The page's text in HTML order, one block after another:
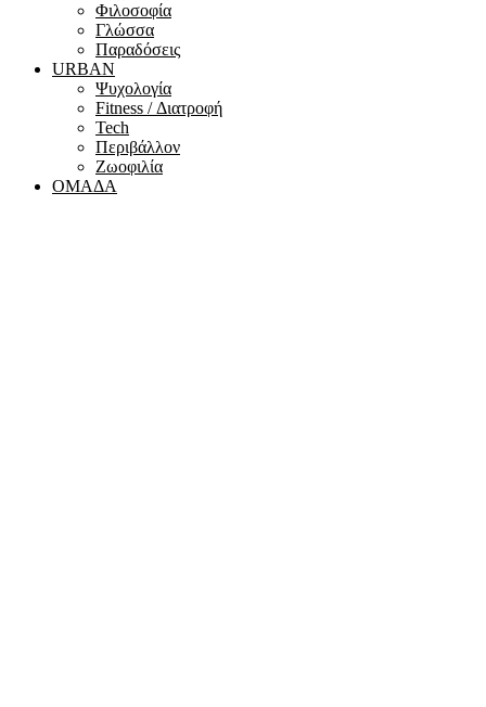
Φιλοσοφία
Γλώσσα
Παραδόσεις
URBAN
Ψυχολογία
Fitness / Διατροφή
Tech
Περιβάλλον
Ζωοφιλία
ΟΜΑΔΑ